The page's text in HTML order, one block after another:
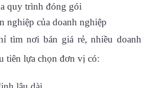
quy trình đóng gói
nghiệp của doanh nghiệp
tìm nơi bán giá rẻ, nhiều doanh
tiên lựa chọn đơn vị có: